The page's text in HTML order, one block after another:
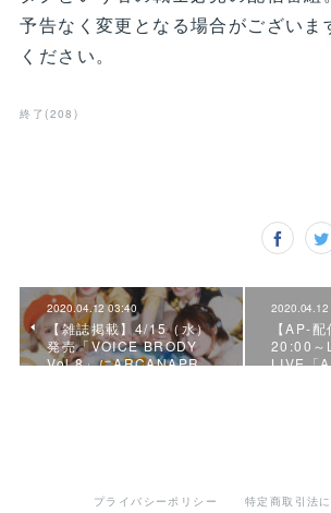
予告なく変更となる場合がございま
ください。
終了 (208 )
2020.04.12 03:40
【雑誌掲載】4/15（水）
発売「VOICE BRODY
Vol.8」にARCANAPR…
【AP-
20:00～
LIVE「
プライバシーポリシー 特定商取引法